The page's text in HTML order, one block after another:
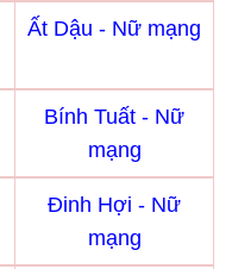
Ất Dậu - Nữ mạng
Bính Tuất - Nữ
mạng
Đinh Hợi - Nữ
mạng